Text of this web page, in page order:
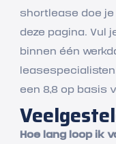
shortlease doe
deze pagina. Vul
binnen één
een 8,8 op basis
Hoe lang loop ik